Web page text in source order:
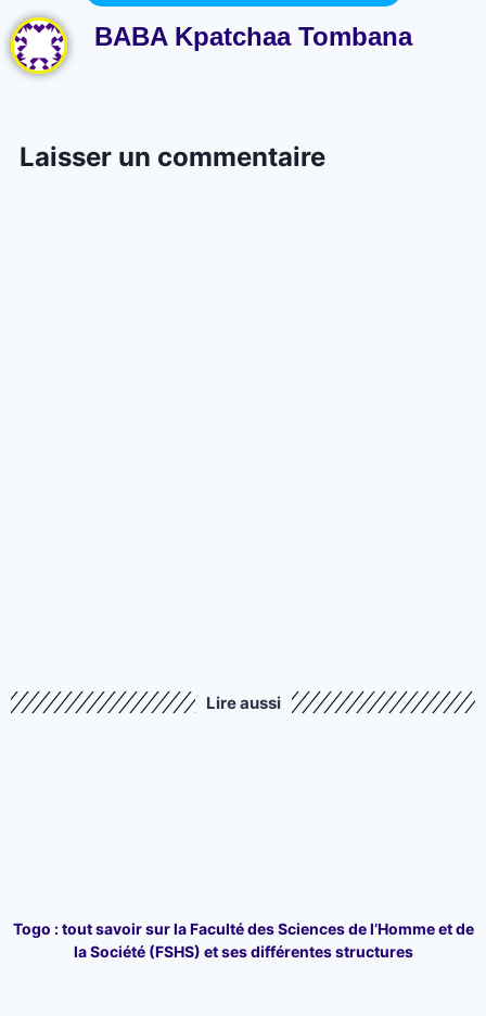
BABA Kpatchaa Tombana
Laisser un commentaire
Lire aussi
Togo : tout savoir sur la Faculté des Sciences de l’Homme et de
la Société (FSHS) et ses différentes structures